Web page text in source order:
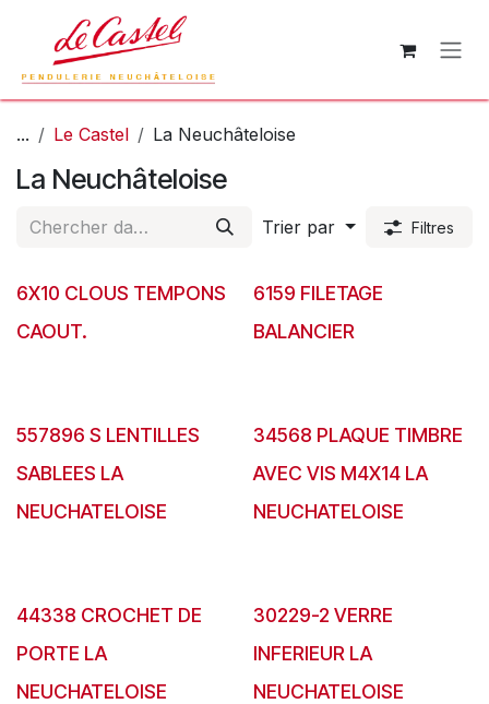
Se rendre au contenu
... Le Castel La Neuchâteloise
La Neuchâteloise
Trier par Filtres
6X10 CLOUS TEMPONS
CAOUT.
6159 FILETAGE
BALANCIER
557896 S LENTILLES
SABLEES LA
NEUCHATELOISE
34568 PLAQUE TIMBRE
AVEC VIS M4X14 LA
NEUCHATELOISE
44338 CROCHET DE
PORTE LA
NEUCHATELOISE
30229-2 VERRE
INFERIEUR LA
NEUCHATELOISE